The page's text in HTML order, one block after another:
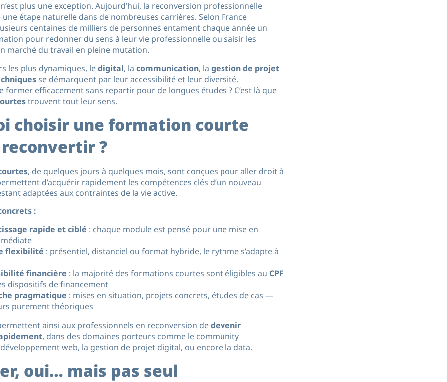
plus une exception. Aujourd’hui, la reconversion professionnelle
une étape naturelle dans de nombreuses carrières. Selon France
centaines de milliers de personnes entament chaque année un
pour redonner du sens à leur vie professionnelle ou saisir les
marché du travail en pleine mutation.
les plus dynamiques, ledigital, la communication, la gestion de projet
se démarquent par leur accessibilité et leur diversité.
former efficacement sans repartir pour de longues études ? C’est là que
trouvent tout leur sens.
choisir une formation courte
?
, de quelques jours à quelques mois, sont conçues pour aller droit à
d’acquérir rapidement les compétences clés d’un nouveau
adaptées aux contraintes de la vie active.
:
rapide et ciblé : chaque module est pensé pour une mise en
flexibilité : présentiel, distanciel ou format hybride, le rythme s’adapte à
financière : la majorité des formations courtes sont éligibles au CPF
dispositifs de financement
pragmatique : mises en situation, projets concrets, études de cas —
purement théoriques
ainsi aux professionnels en reconversion dedevenir
, dans des domaines porteurs comme le community
web, la gestion de projet digital, ou encore la data.
oui… mais pas seul